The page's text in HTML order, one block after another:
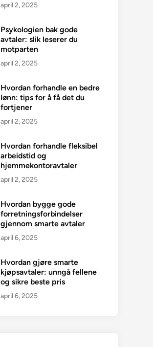
april 2, 2025
Psykologien bak gode
avtaler: slik leserer du
motparten
april 2, 2025
Hvordan forhandle en bedre
lønn: tips for å få det du
fortjener
april 2, 2025
Hvordan forhandle fleksibel
arbeidstid og
hjemmekontoravtaler
april 2, 2025
Hvordan bygge gode
forretningsforbindelser
gjennom smarte avtaler
april 6, 2025
Hvordan gjøre smarte
kjøpsavtaler: unngå fellene
og sikre beste pris
april 6, 2025